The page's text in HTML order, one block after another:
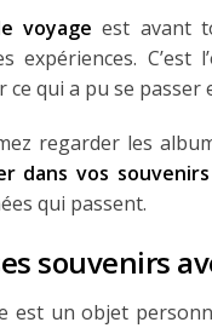
voyage est avant
expériences. C’est
ce qui a pu se
regarder les
dans vos
qui passent.
souvenirs
est un objet